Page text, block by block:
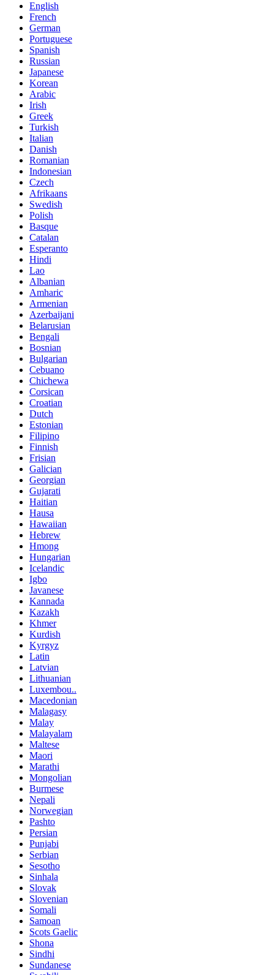
English
French
German
Portuguese
Spanish
Russian
Japanese
Korean
Arabic
Irish
Greek
Turkish
Italian
Danish
Romanian
Indonesian
Czech
Afrikaans
Swedish
Polish
Basque
Catalan
Esperanto
Hindi
Lao
Albanian
Amharic
Armenian
Azerbaijani
Belarusian
Bengali
Bosnian
Bulgarian
Cebuano
Chichewa
Corsican
Croatian
Dutch
Estonian
Filipino
Finnish
Frisian
Galician
Georgian
Gujarati
Haitian
Hausa
Hawaiian
Hebrew
Hmong
Hungarian
Icelandic
Igbo
Javanese
Kannada
Kazakh
Khmer
Kurdish
Kyrgyz
Latin
Latvian
Lithuanian
Luxembou..
Macedonian
Malagasy
Malay
Malayalam
Maltese
Maori
Marathi
Mongolian
Burmese
Nepali
Norwegian
Pashto
Persian
Punjabi
Serbian
Sesotho
Sinhala
Slovak
Slovenian
Somali
Samoan
Scots Gaelic
Shona
Sindhi
Sundanese